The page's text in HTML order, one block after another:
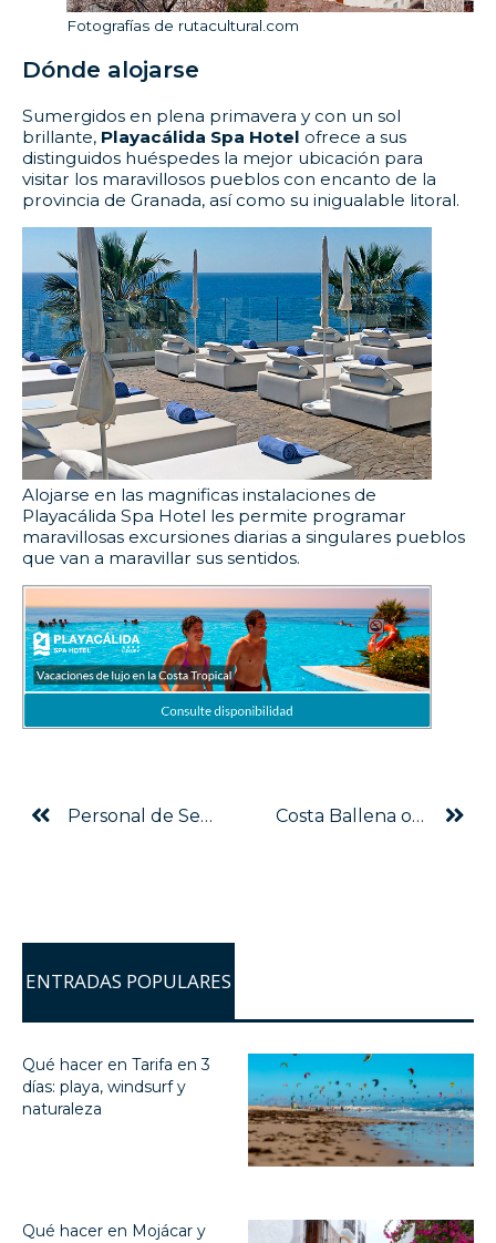
Fotografías de rutacultural.com
Dónde alojarse
Sumergidos en plena primavera y con un sol
brillante, Playacálida Spa Hotel ofrece a sus
distinguidos huéspedes la mejor ubicación para
visitar los maravillosos pueblos con encanto de la
provincia de Granada, así como su inigualable litoral.
Alojarse en las magnificas instalaciones de
Playacálida Spa Hotel les permite programar
maravillosas excursiones diarias a singulares pueblos
que van a maravillar sus sentidos.
Personal de Senator Hotels & Resorts participa en los XVIII Cursos de Verano de la Universidad de Almería Costa Ballena o cómo disfrutar del golf a pie de playa
ENTRADAS POPULARES
Qué hacer en Tarifa en 3
días: playa, windsurf y
naturaleza
Qué hacer en Mojácar y